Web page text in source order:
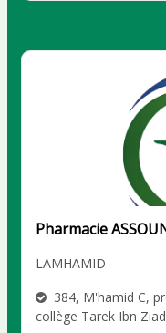
Pharmacie
LAMHAMID
384, M'hamid C,
collège Tarek Ibn